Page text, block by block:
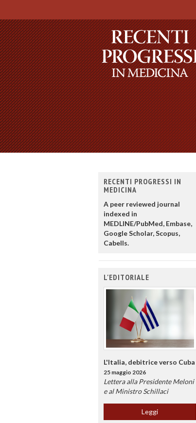
RECENTI PROGRESSI IN
MEDICINA
A peer reviewed journal
indexed in
MEDLINE/PubMed, Embase,
Google Scholar, Scopus,
Cabells.
L'EDITORIALE
L'Italia, debitrice verso Cuba
25 maggio 2026
Lettera alla Presidente Meloni
e al Ministro Schillaci
Leggi